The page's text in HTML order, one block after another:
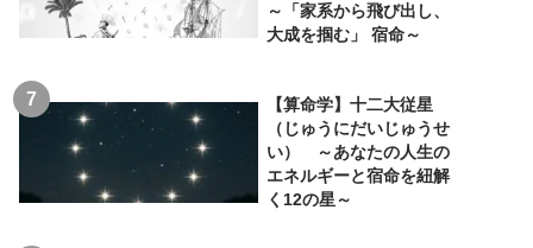
～「家系から飛び出し、
大成を掴む」 宿命～
【算命学】十二大従星
（じゅうにだいじゅうせ
い） ～あなたの人生の
エネルギーと宿命を紐解
く12の星～